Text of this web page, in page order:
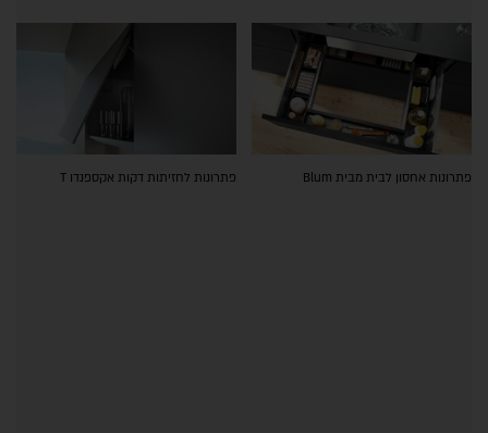
פתרונות אחסון לבית מבית Blum פתרונות לחזיתות דקות אקספנדו T